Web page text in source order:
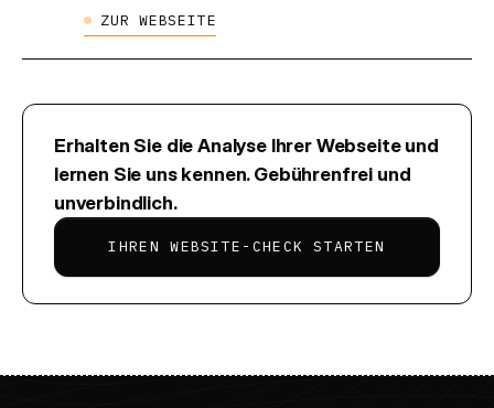
ZUR WEBSEITE
Erhalten Sie die Analyse Ihrer Webseite und
lernen Sie uns kennen. Gebührenfrei und
unverbindlich.
IHREN WEBSITE-CHECK STARTEN